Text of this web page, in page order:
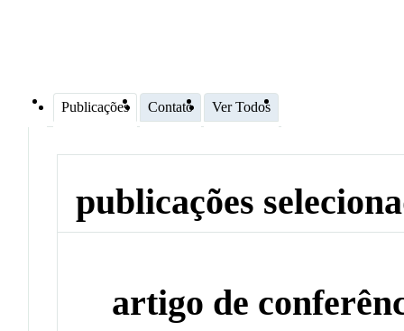
Publicações Contato Ver Todos
publicações
artigo de